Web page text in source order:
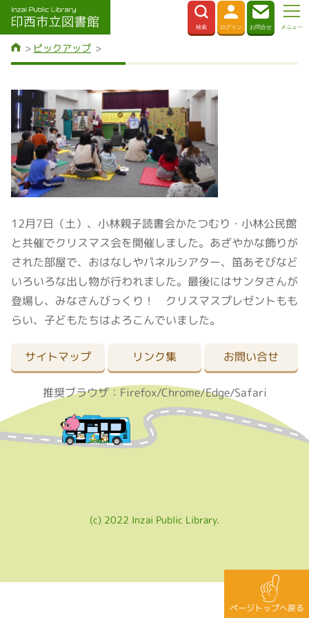
ピックアップ
12月7日（土）、小林親子読書会かたつむり・小林公民館
と共催でクリスマス会を開催しました。あざやかな飾りが
された部屋で、おはなしやパネルシアター、笛あそびなど
いろいろな出し物が行われました。最後にはサンタさんが
登場し、みなさんびっくり！ クリスマスプレゼントもも
らい、子どもたちはよろこんでいました。
サイトマップ リンク集 お問い合せ
推奨ブラウザ：Firefox/Chrome/Edge/Safari
(c) 2022 Inzai Public Library.